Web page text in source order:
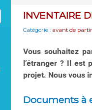
INVENTAIRE
Catégorie : avant de partir
Vous souhaitez
l’étranger ? Il est
projet. Nous vous
Documents à